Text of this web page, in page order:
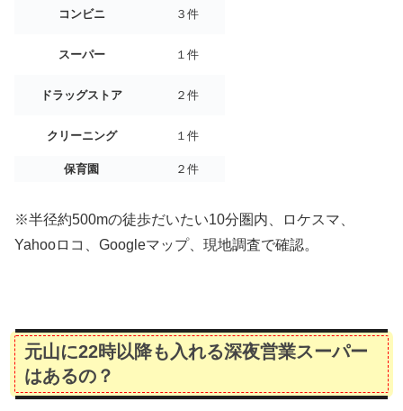
コンビニ ３件
スーパー １件
ドラッグストア ２件
クリーニング １件
保育園 ２件
※半径約500mの徒歩だいたい10分圏内、ロケスマ、
Yahooロコ、Googleマップ、現地調査で確認。
元山に22時以降も入れる深夜営業スーパー
はあるの？